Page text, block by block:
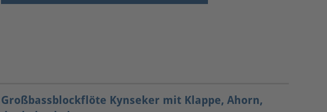
Großbassblockflöte Kynseker mit Klappe, Ahorn,